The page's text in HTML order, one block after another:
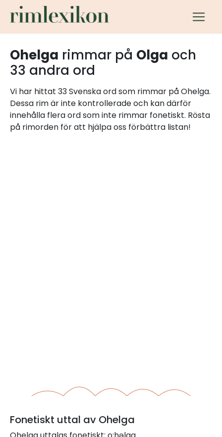
Ohelga rimmar på Olga och
33 andra ord
Vi har hittat 33 Svenska ord som rimmar på Ohelga.
Dessa rim är inte kontrollerade och kan därför
innehålla flera ord som inte rimmar fonetiskt. Rösta
på rimorden för att hjälpa oss förbättra listan!
Fonetiskt uttal av Ohelga